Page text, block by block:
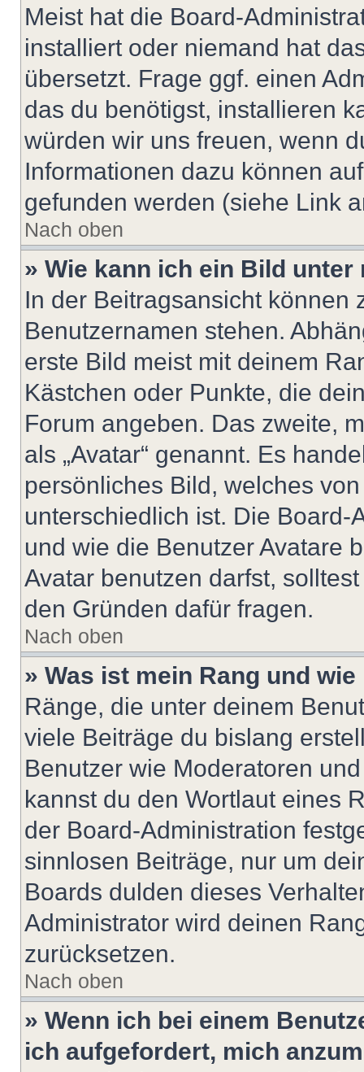
Meist hat die Board-
installiert oder niemand hat
übersetzt. Frage ggf. einen
das du benötigst, installieren
würden wir uns freuen, wenn
Informationen dazu können
gefunden werden (siehe Link
Nach oben
» Wie kann ich ein Bild
In der Beitragsansicht können
Benutzernamen stehen.
erste Bild meist mit deinem
Kästchen oder Punkte, die
Forum angeben. Das zweite,
als „Avatar“ genannt. Es
persönliches Bild, welches
unterschiedlich ist. Die
und wie die Benutzer Avatare
Avatar benutzen darfst,
den Gründen dafür fragen.
Nach oben
» Was ist mein Rang und
Ränge, die unter deinem
viele Beiträge du bislang
Benutzer wie Moderatoren
kannst du den Wortlaut eines
der Board-Administration
sinnlosen Beiträge, nur um
Boards dulden dieses
Administrator wird deinen
zurücksetzen.
Nach oben
» Wenn ich bei einem
ich aufgefordert, mich